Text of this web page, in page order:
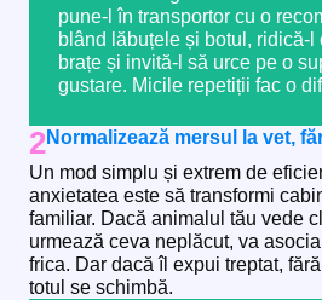
pune-l în transportor cu o
blând lăbuțele și botul, ridică-l
brațe și invită-l să urce pe o
gustare. Micile repetiții fac o
2Normalizează mersul la vet,
Un mod simplu și extrem de
anxietatea este să transformi
familiar. Dacă animalul tău vede
urmează ceva neplăcut, va
frica. Dar dacă îl expui treptat,
totul se schimbă.